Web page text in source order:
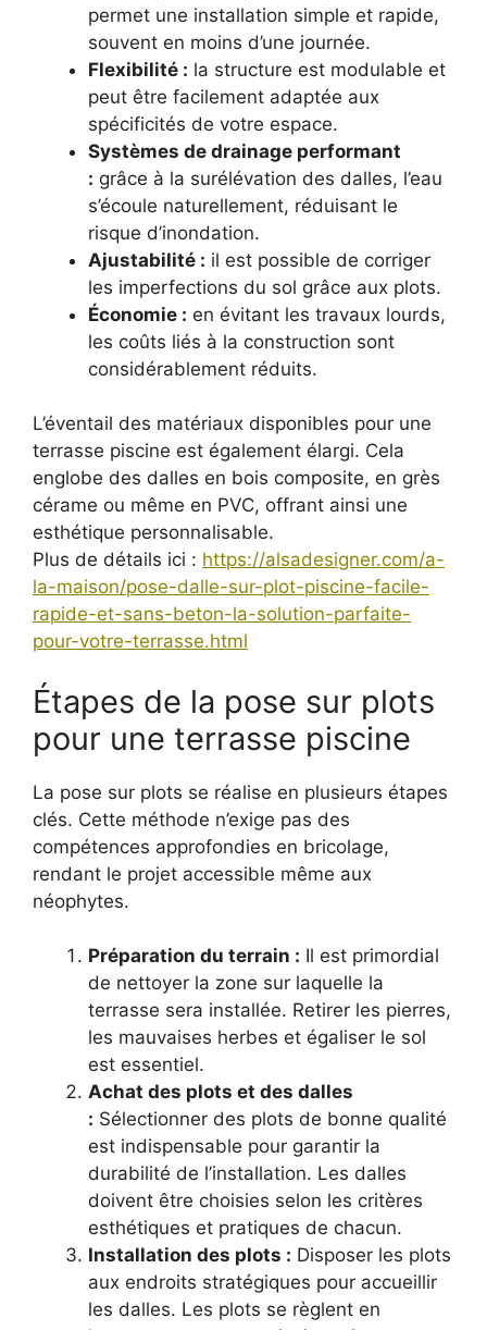
permet une installation simple et rapide,
souvent en moins d’une journée.
Flexibilité : la structure est modulable et
peut être facilement adaptée aux
spécificités de votre espace.
Systèmes de drainage performant
: grâce à la surélévation des dalles, l’eau
s’écoule naturellement, réduisant le
risque d’inondation.
Ajustabilité : il est possible de corriger
les imperfections du sol grâce aux plots.
Économie : en évitant les travaux lourds,
les coûts liés à la construction sont
considérablement réduits.
L’éventail des matériaux disponibles pour une
terrasse piscine est également élargi. Cela
englobe des dalles en bois composite, en grès
cérame ou même en PVC, offrant ainsi une
esthétique personnalisable.
Plus de détails ici : https://alsadesigner.com/a-
la-maison/pose-dalle-sur-plot-piscine-facile-
rapide-et-sans-beton-la-solution-parfaite-
pour-votre-terrasse.html
Étapes de la pose sur plots
pour une terrasse piscine
La pose sur plots se réalise en plusieurs étapes
clés. Cette méthode n’exige pas des
compétences approfondies en bricolage,
rendant le projet accessible même aux
néophytes.
Préparation du terrain : Il est primordial
de nettoyer la zone sur laquelle la
terrasse sera installée. Retirer les pierres,
les mauvaises herbes et égaliser le sol
est essentiel.
Achat des plots et des dalles
: Sélectionner des plots de bonne qualité
est indispensable pour garantir la
durabilité de l’installation. Les dalles
doivent être choisies selon les critères
esthétiques et pratiques de chacun.
Installation des plots : Disposer les plots
aux endroits stratégiques pour accueillir
les dalles. Les plots se règlent en